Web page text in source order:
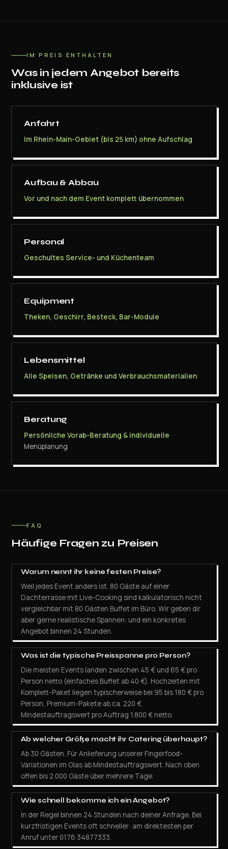
IM PREIS ENTHALTEN
Was in jedem Angebot bereits
inklusive ist
Anfahrt
Im Rhein-Main-Gebiet (bis 25 km) ohne Aufschlag
Aufbau & Abbau
Vor und nach dem Event komplett übernommen
Personal
Geschultes Service- und Küchenteam
Equipment
Theken, Geschirr, Besteck, Bar-Module
Lebensmittel
Alle Speisen, Getränke und Verbrauchsmaterialien
Beratung
Persönliche Vorab-Beratung & individuelle
Menüplanung
FAQ
Häufige Fragen zu Preisen
Warum nennt ihr keine festen Preise?
Weil jedes Event anders ist. 80 Gäste auf einer
Dachterrasse mit Live-Cooking sind kalkulatorisch nicht
vergleichbar mit 80 Gästen Buffet im Büro. Wir geben dir
aber gerne realistische Spannen: und ein konkretes
Angebot binnen 24 Stunden.
Was ist die typische Preisspanne pro Person?
Die meisten Events landen zwischen 45 € und 65 € pro
Person netto (einfaches Buffet ab 40 €). Hochzeiten mit
Komplett-Paket liegen typischerweise bei 95 bis 180 € pro
Person, Premium-Pakete ab ca. 220 €.
Mindestauftragswert pro Auftrag 1.800 € netto.
Ab welcher Größe macht ihr Catering überhaupt?
Ab 30 Gästen. Für Anlieferung unserer Fingerfood-
Variationen im Glas ab Mindestauftragswert. Nach oben
offen bis 2.000 Gäste über mehrere Tage.
Wie schnell bekomme ich ein Angebot?
In der Regel binnen 24 Stunden nach deiner Anfrage. Bei
kurzfristigen Events oft schneller: am direktesten per
Anruf unter 0176 34877333.